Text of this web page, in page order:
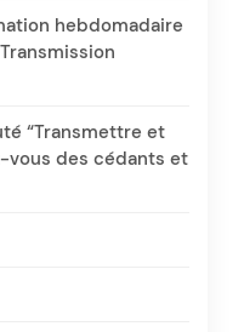
hebdomadaire
“Transmettre et
vous des cédants et